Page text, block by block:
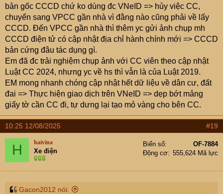
bản gốc CCCD chứ ko dùng đc VNeID => hủy việc CC,
chuyển sang VPCC gần nhà vì đằng nào cũng phải về lấy
CCCD. Đến VPCC gần nhà thì thêm yc gửi ảnh chụp mh
CCCD điện tử có cập nhật địa chỉ hành chính mới => CCCD
bản cứng đâu tác dụng gì.
Em đã đc trải nghiệm chụp ảnh với CC viên theo cập nhật
Luật CC 2024, nhưng yc về hs thì vẫn là của Luật 2019.
EM mong nhanh chóng cập nhật hết dữ liệu về dân cư, đất
đai => Thực hiện giao dịch trên VNeID => dẹp bớt mảng
giấy tờ cần CC đi, tự dưng lại tạo mỏ vàng cho bên CC.
10:25 12/08/2025 #19
H haivina
Xe điện
Biển số
OF-7884
Động cơ
555,624 Mã lực
Gacon2012 nói: